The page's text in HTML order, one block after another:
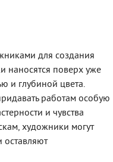
для создания
наносятся поверх уже
и глубиной цвета.
работам особую
и чувства
художники могут
оставляют